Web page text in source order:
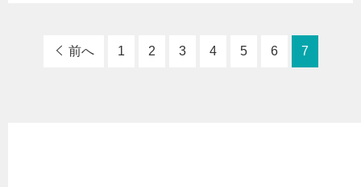
前へ 1 2 3 4 5 6 7